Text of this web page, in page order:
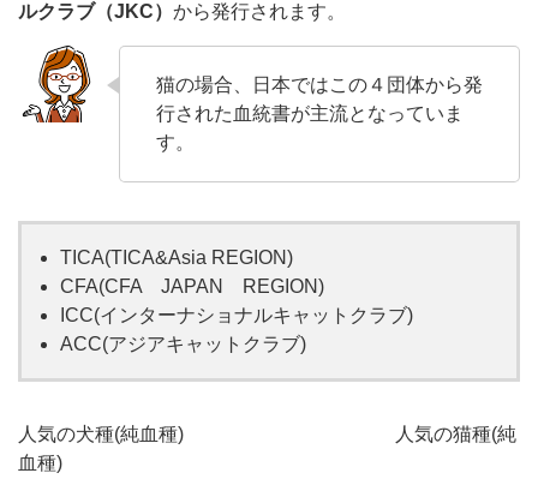
ルクラブ（JKC） から発行されます。
猫の場合、日本ではこの４団体から発
行された血統書が主流となっていま
す。
TICA(TICA&Asia REGION)
CFA(CFA JAPAN REGION)
ICC(インターナショナルキャットクラブ)
ACC(アジアキャットクラブ)
人気の犬種(純血種) 人気の猫種(純
血種)